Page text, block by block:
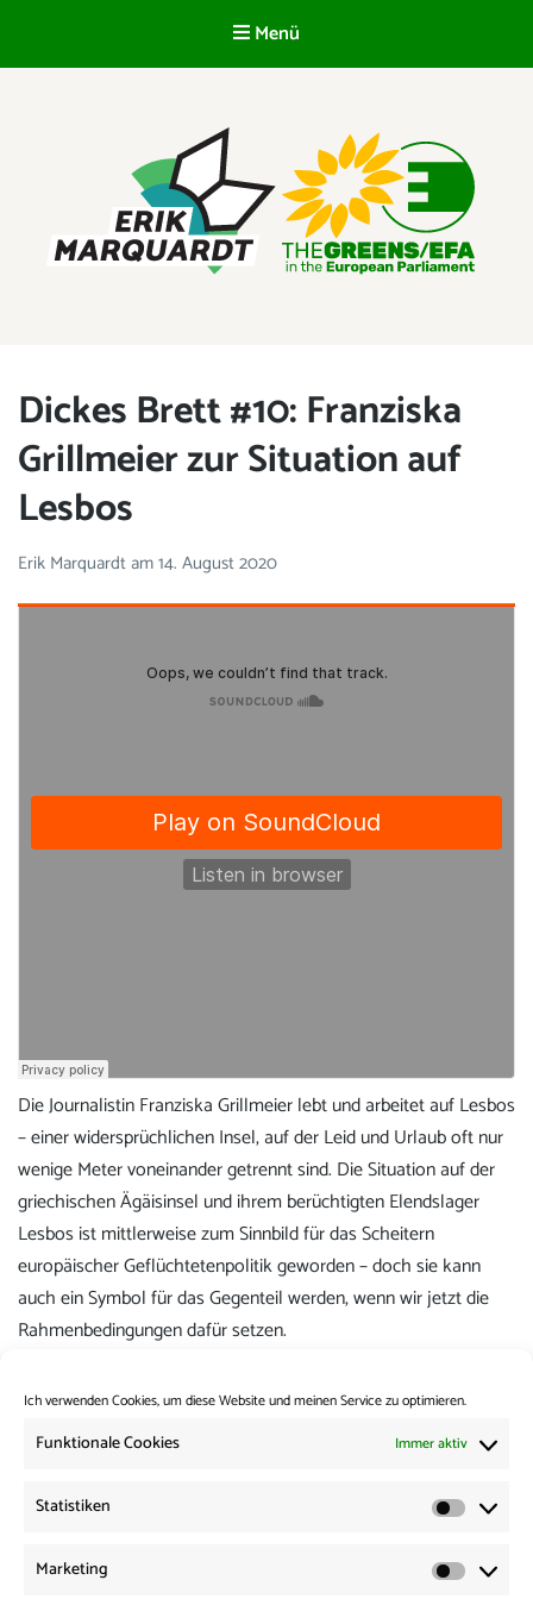
Ich verwenden Cookies, um diese Website und meinen Service zu optimieren.
Funktionale Cookies Immer aktiv
Statistiken
Marketing
Menü
Dickes Brett #10: Franziska
Grillmeier zur Situation auf
Lesbos
Erik Marquardtam14. August 2020
Die Journalistin Franziska Grillmeier lebt und arbeitet auf Lesbos
– einer widersprüchlichen Insel, auf der Leid und Urlaub oft nur
wenige Meter voneinander getrennt sind. Die Situation auf der
griechischen Ägäisinsel und ihrem berüchtigten Elendslager
Lesbos ist mittlerweise zum Sinnbild für das Scheitern
europäischer Geflüchtetenpolitik geworden – doch sie kann
auch ein Symbol für das Gegenteil werden, wenn wir jetzt die
Rahmenbedingungen dafür setzen.
Beitrags-
Vorherige:
Vorheriger
Dickes Brett #9: Die EU und ihre Finanzen mit Rasmus